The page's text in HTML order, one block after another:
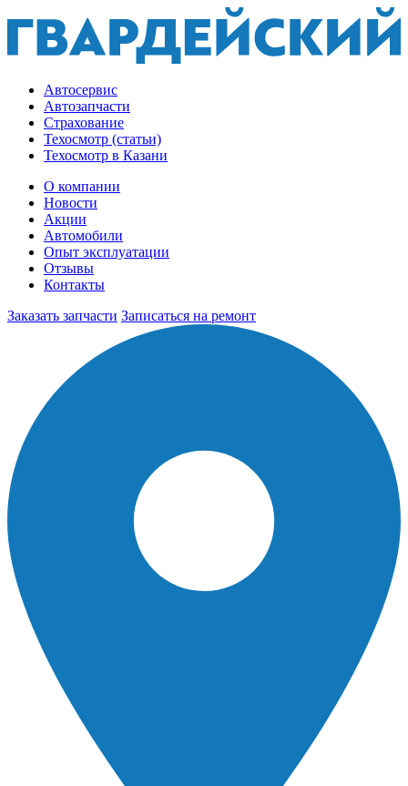
Автосервис
Автозапчасти
Страхование
Техосмотр (статьи)
Техосмотр в Казани
О компании
Новости
Акции
Автомобили
Опыт эксплуатации
Отзывы
Контакты
Заказать запчасти Записаться на ремонт